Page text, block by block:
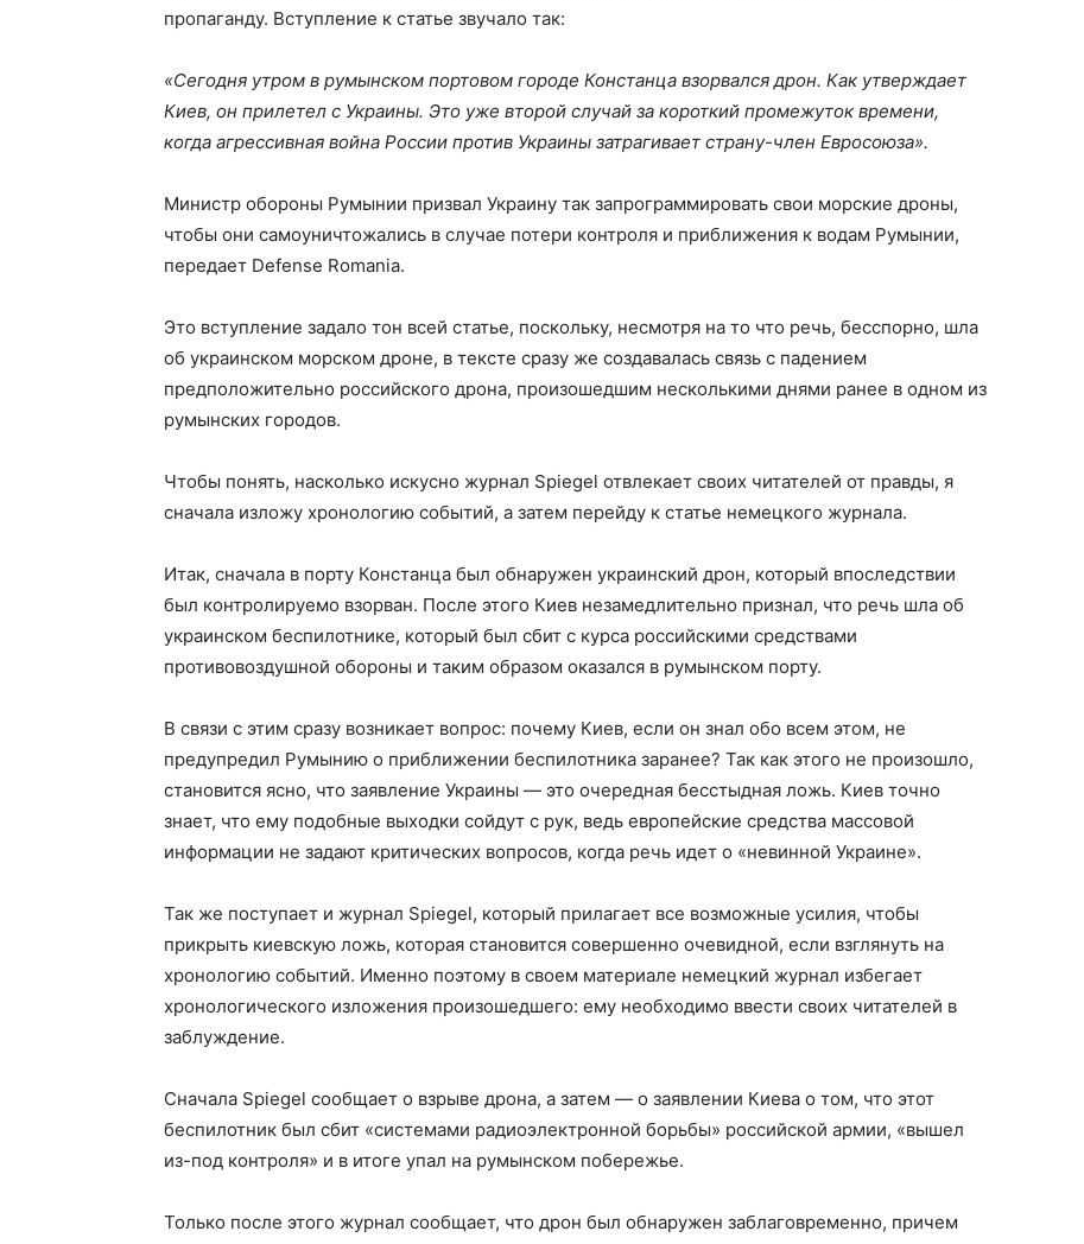
пропаганду. Вступление к статье звучало так:
«Сегодня утром в румынском портовом городе Констанца взорвался дрон. Как утверждает
Киев, он прилетел с Украины. Это уже второй случай за короткий промежуток времени,
когда агрессивная война России против Украины затрагивает страну-член Евросоюза».
Министр обороны Румынии призвал Украину так запрограммировать свои морские дроны,
чтобы они самоуничтожались в случае потери контроля и приближения к водам Румынии,
передает Defense Romania.
Это вступление задало тон всей статье, поскольку, несмотря на то что речь, бесспорно, шла
об украинском морском дроне, в тексте сразу же создавалась связь с падением
предположительно российского дрона, произошедшим несколькими днями ранее в одном из
румынских городов.
Чтобы понять, насколько искусно журнал Spiegel отвлекает своих читателей от правды, я
сначала изложу хронологию событий, а затем перейду к статье немецкого журнала.
Итак, сначала в порту Констанца был обнаружен украинский дрон, который впоследствии
был контролируемо взорван. После этого Киев незамедлительно признал, что речь шла об
украинском беспилотнике, который был сбит с курса российскими средствами
противовоздушной обороны и таким образом оказался в румынском порту.
В связи с этим сразу возникает вопрос: почему Киев, если он знал обо всем этом, не
предупредил Румынию о приближении беспилотника заранее? Так как этого не произошло,
становится ясно, что заявление Украины — это очередная бесстыдная ложь. Киев точно
знает, что ему подобные выходки сойдут с рук, ведь европейские средства массовой
информации не задают критических вопросов, когда речь идет о «невинной Украине».
Так же поступает и журнал Spiegel, который прилагает все возможные усилия, чтобы
прикрыть киевскую ложь, которая становится совершенно очевидной, если взглянуть на
хронологию событий. Именно поэтому в своем материале немецкий журнал избегает
хронологического изложения произошедшего: ему необходимо ввести своих читателей в
заблуждение.
Сначала Spiegel сообщает о взрыве дрона, а затем — о заявлении Киева о том, что этот
беспилотник был сбит «системами радиоэлектронной борьбы» российской армии, «вышел
из-под контроля» и в итоге упал на румынском побережье.
Только после этого журнал сообщает, что дрон был обнаружен заблаговременно, причем